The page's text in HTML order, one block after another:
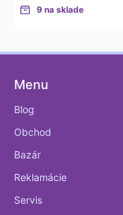
9 na sklade
Menu
Blog
Obchod
Bazár
Reklamácie
Servis